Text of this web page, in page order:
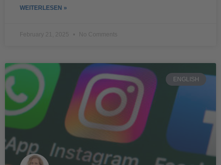
WEITERLESEN »
February 21, 2025 No Comments
ENGLISH